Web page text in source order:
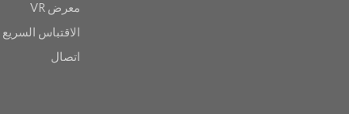
معرض VR
الاقتباس السريع
اتصال